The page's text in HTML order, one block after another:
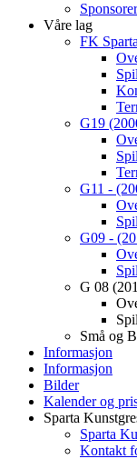
Sponsorer
Våre lag
FK
G19
G11 -
G09 -
G 08
Små og
Informasjon
Informasjon
Bilder
Kalender og
Sparta
Sparta
Kontakt